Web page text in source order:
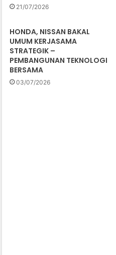
21/07/2026
HONDA, NISSAN BAKAL
UMUM KERJASAMA
STRATEGIK –
PEMBANGUNAN TEKNOLOGI
BERSAMA
03/07/2026